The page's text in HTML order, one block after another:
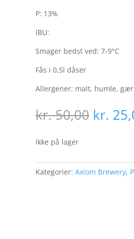
P: 13%
IBU:
Smager bedst ved: 7-9°C
Fås i 0,5l dåser
Allergener: malt, humle, gær
kr.50,00 Den
kr.
kr.
Ikke på lager
Kategorier: Axiom Brewery,